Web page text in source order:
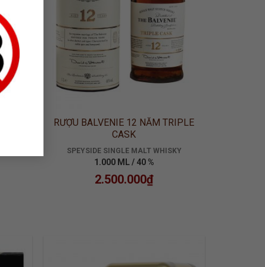
RƯỢU BALVENIE 12 NĂM TRIPLE
CASK
SPEYSIDE SINGLE MALT WHISKY
1.000 ML / 40 %
2.500.000₫